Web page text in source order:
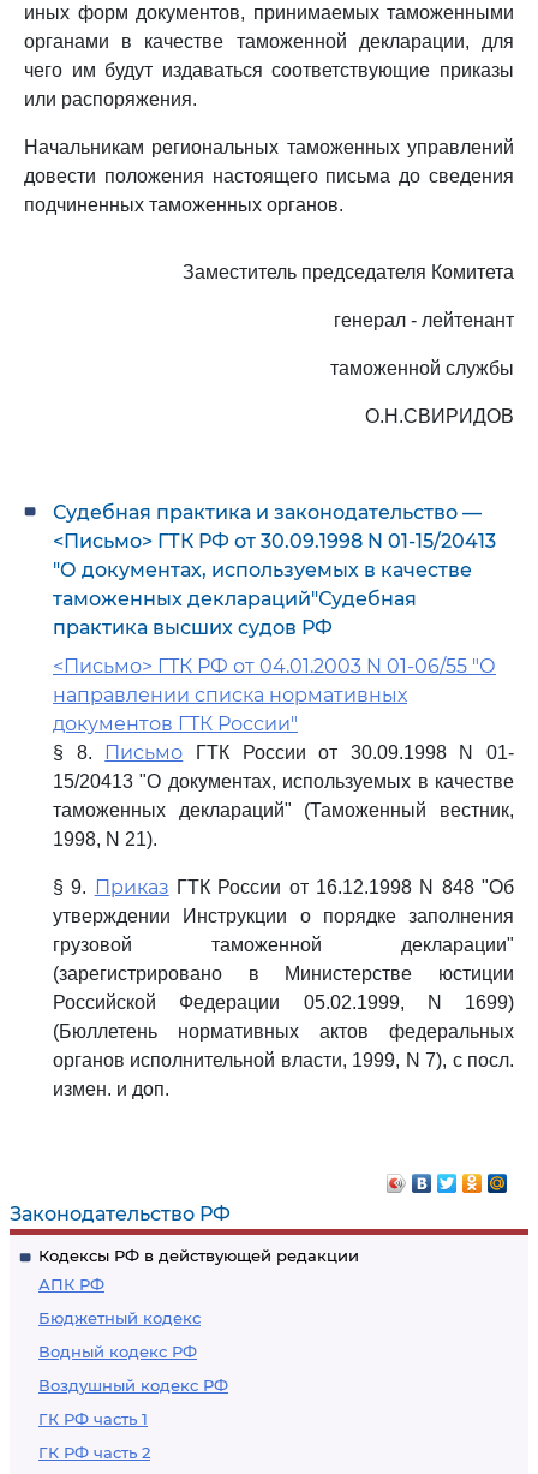
Законодательство РФ
Кодексы РФ в действующей редакции
АПК РФ
Бюджетный кодекс
Водный кодекс РФ
Воздушный кодекс РФ
ГК РФ часть 1
ГК РФ часть 2
иных форм документов, принимаемых таможенными
органами в качестве таможенной декларации, для
чего им будут издаваться соответствующие приказы
или распоряжения.
Начальникам региональных таможенных управлений
довести положения настоящего письма до сведения
подчиненных таможенных органов.
Заместитель председателя Комитета
генерал - лейтенант
таможенной службы
О.Н.СВИРИДОВ
Судебная практика и законодательство —
<Письмо> ГТК РФ от 30.09.1998 N 01-15/20413
"О документах, используемых в качестве
таможенных деклараций"Судебная
практика высших судов РФ
<Письмо> ГТК РФ от 04.01.2003 N 01-06/55 "О
направлении списка нормативных
документов ГТК России"
§ 8. Письмо ГТК России от 30.09.1998 N 01-
15/20413 "О документах, используемых в качестве
таможенных деклараций" (Таможенный вестник,
1998, N 21).
§ 9. Приказ ГТК России от 16.12.1998 N 848 "Об
утверждении Инструкции о порядке заполнения
грузовой таможенной декларации"
(зарегистрировано в Министерстве юстиции
Российской Федерации 05.02.1999, N 1699)
(Бюллетень нормативных актов федеральных
органов исполнительной власти, 1999, N 7), с посл.
измен. и доп.